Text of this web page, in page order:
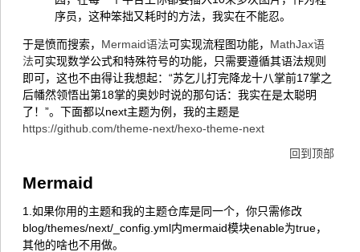
序员，这种笨拙又耗时的方法，我实在不能忍。
于是愤而搜索， Mermaid语法可实现流程图功能， MathJax语
法可实现数学公式和特殊符号的功能，只需要遵循其语法规则
即可，这也不由得让我想起：“苏乞儿打完降龙十八掌前17掌之
后幡然领悟出第18掌的奥妙时说的那句话：我实在是太聪明
了！”。下面都以next主题为例，我的主题是
https://github.com/theme-next/hexo-theme-next
回到顶部
Mermaid
1.如果你用的主题和我的主题仓库是同一个，你只需修改
blog/themes/next/_config.yml内mermaid模块enable为true，
其他的啥也不用做。